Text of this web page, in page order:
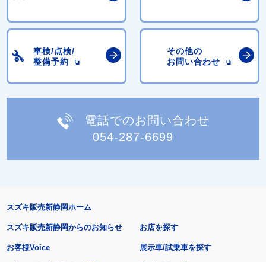
車検/点検/
整備予約
その他の
お問い合わせ
電話でのお問い合わせ
054-287-6699
スズキ販売新静岡ホーム
スズキ販売新静岡からのお知らせ
お客様Voice
お店を探す
展示車/試乗車を探す